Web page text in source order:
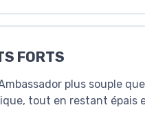
FORTS
plus souple
tout en restant épais